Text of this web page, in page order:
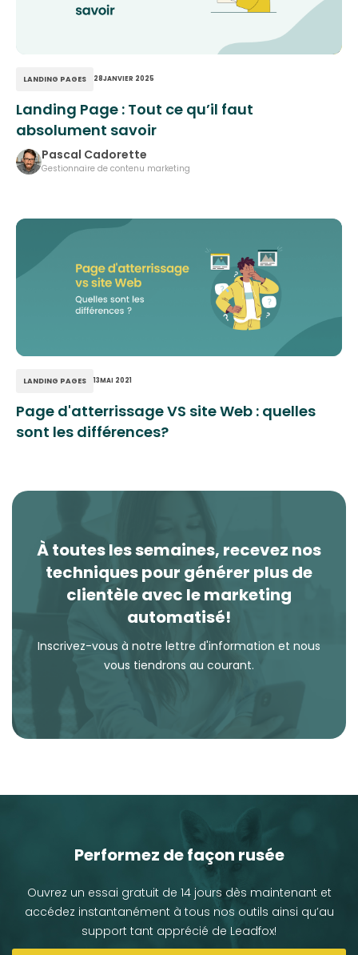
LANDING PAGES 28JANVIER 2025
Landing Page : Tout ce qu’il faut
absolument savoir
Pascal Cadorette
Gestionnaire de contenu marketing
LANDING PAGES 13MAI 2021
Page d'atterrissage VS site Web : quelles
sont les différences?
À toutes les semaines, recevez nos
techniques pour générer plus de
clientèle avec le marketing
automatisé!
Inscrivez-vous à notre lettre d'information et nous
vous tiendrons au courant.
Performez de façon rusée
Ouvrez un essai gratuit de 14 jours dès maintenant et
accédez instantanément à tous nos outils ainsi qu’au
support tant apprécié de Leadfox!